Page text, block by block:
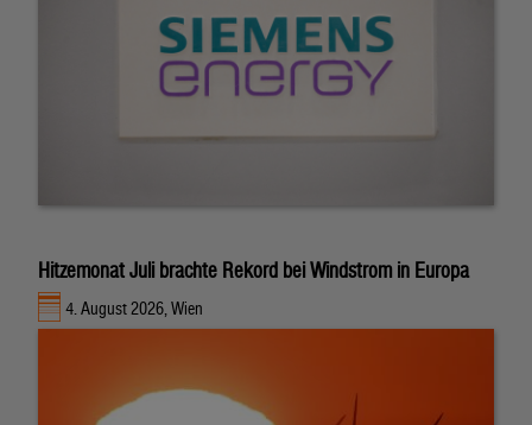
Hitzemonat Juli brachte Rekord bei Windstrom in Europa
4. August 2026, Wien